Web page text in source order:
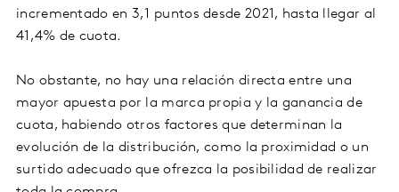
incrementado en 3,1 puntos desde 2021, hasta llegar al
41,4% de cuota.
No obstante, no hay una relación directa entre una
mayor apuesta por la marca propia y la ganancia de
cuota, habiendo otros factores que determinan la
evolución de la distribución, como la proximidad o un
surtido adecuado que ofrezca la posibilidad de realizar